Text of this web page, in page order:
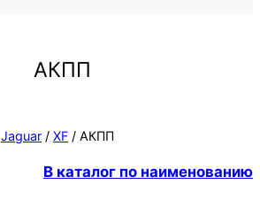
АКПП
Jaguar / XF / АКПП
В каталог по наименованию